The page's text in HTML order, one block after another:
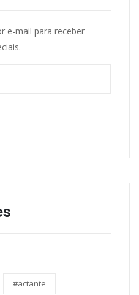
e-mail para receber
#actante